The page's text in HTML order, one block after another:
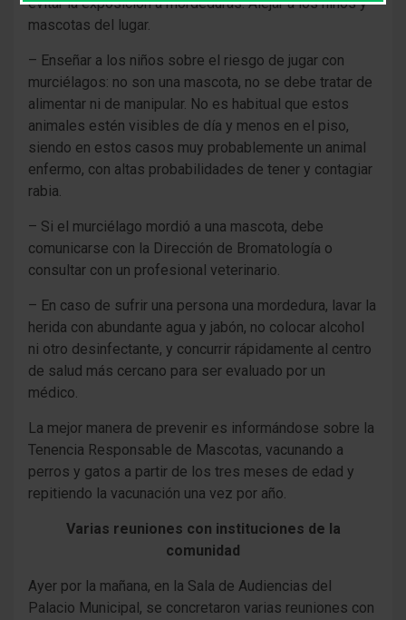
evitar la exposición a mordeduras. Alejar a los niños y
mascotas del lugar.
– Enseñar a los niños sobre el riesgo de jugar con
murciélagos: no son una mascota, no se debe tratar de
alimentar ni de manipular. No es habitual que estos
animales estén visibles de día y menos en el piso,
siendo en estos casos muy probablemente un animal
enfermo, con altas probabilidades de tener y contagiar
rabia.
– Si el murciélago mordió a una mascota, debe
comunicarse con la Dirección de Bromatología o
consultar con un profesional veterinario.
– En caso de sufrir una persona una mordedura, lavar la
herida con abundante agua y jabón, no colocar alcohol
ni otro desinfectante, y concurrir rápidamente al centro
de salud más cercano para ser evaluado por un
médico.
La mejor manera de prevenir es informándose sobre la
Tenencia Responsable de Mascotas, vacunando a
perros y gatos a partir de los tres meses de edad y
repitiendo la vacunación una vez por año.
Varias reuniones con instituciones de la
comunidad
Ayer por la mañana, en la Sala de Audiencias del
Palacio Municipal, se concretaron varias reuniones con